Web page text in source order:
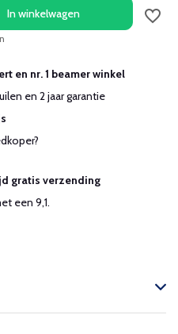
In winkelwagen
en nr. 1 beamer winkel
en 2 jaar garantie
gratis verzending
een 9,1.